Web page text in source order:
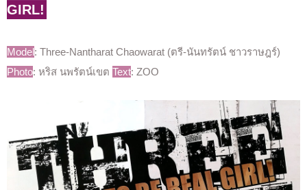
GIRL!
Model: Three-Nantharat Chaowarat (ตรี-นันทรัตน์ ชาวราษฎร์)
Photo: หริส นพรัตน์เขต Text: ZOO